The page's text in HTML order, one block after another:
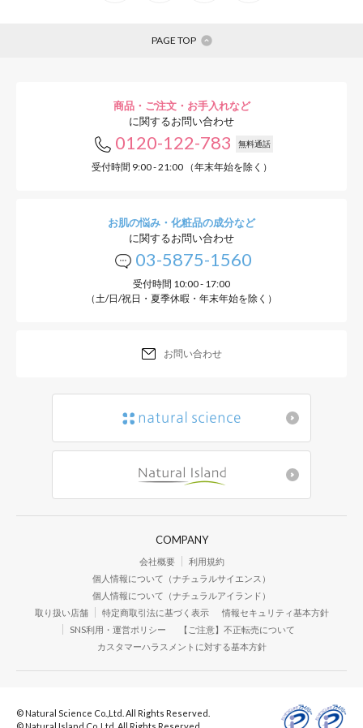
PAGE TOP
商品・ご注文・お手入れなど
に関するお問い合わせ
0120-122-783 無料通話
受付時間 9:00 - 21:00 （年末年始を除く）
お肌の悩み・化粧品の成分など
に関するお問い合わせ
03-5875-1560
受付時間 10:00 - 17:00
（土/日/祝日・夏季休暇・年末年始を除く）
お問い合わせ
COMPANY
会社概要
利用規約
個人情報について（ナチュラルサイエンス）
個人情報について（ナチュラルアイランド）
取り扱い店舗
特定商取引法に基づく表示
情報セキュリティ基本方針
SNS利用・運営ポリシー
【ご注意】不正転売について
カスタマーハラスメントに対する基本方針
© Natural Science Co.,Ltd. All Rights Reserved.